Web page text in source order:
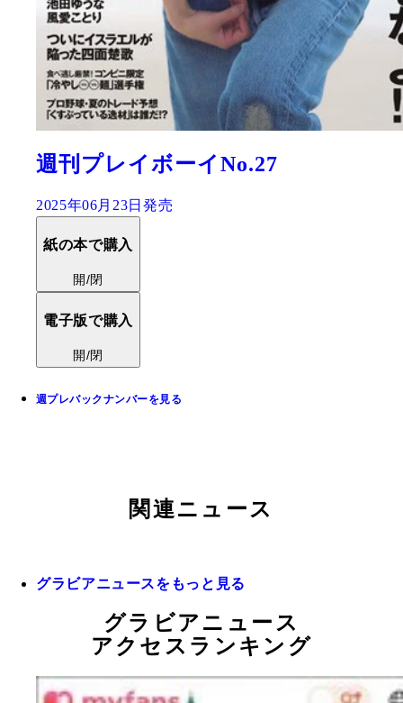
週刊プレイボーイNo.27
2025年06月23日発売
紙の本で購入
開/閉
電子版で購入
開/閉
週プレバックナンバーを見る
関連ニュース
グラビアニュースをもっと見る
グラビアニュース
アクセスランキング